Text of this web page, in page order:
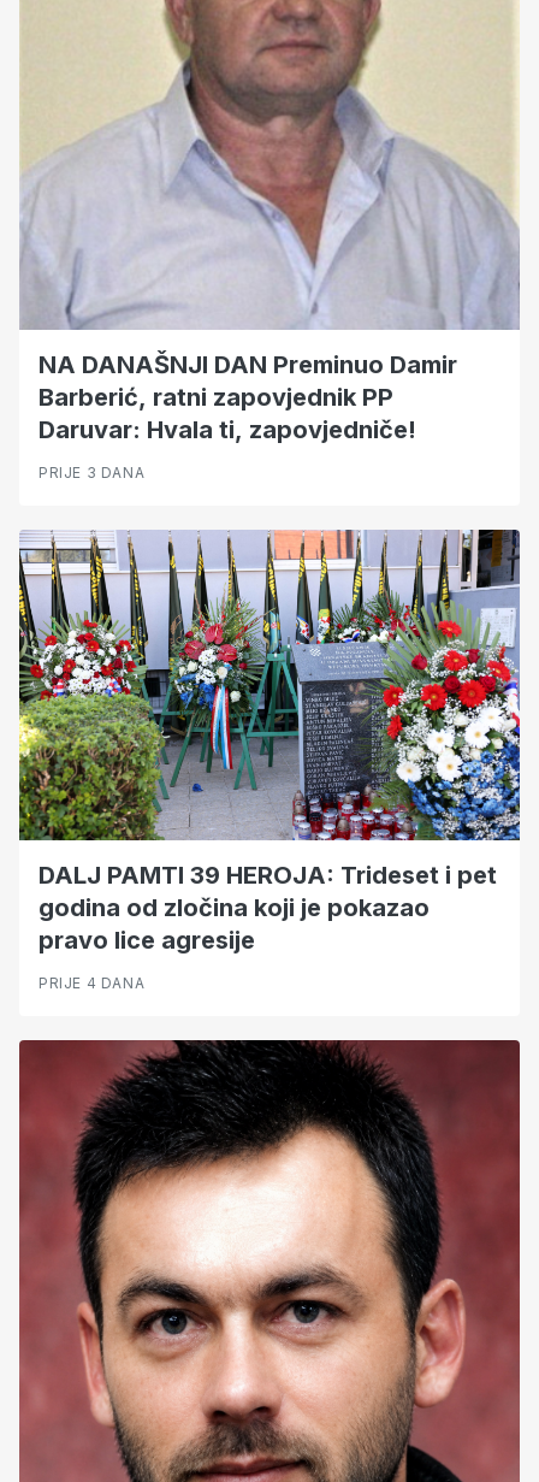
NA DANAŠNJI DAN Preminuo Damir
Barberić, ratni zapovjednik PP
Daruvar: Hvala ti, zapovjedniče!
PRIJE 3 DANA
DALJ PAMTI 39 HEROJA: Trideset i pet
godina od zločina koji je pokazao
pravo lice agresije
PRIJE 4 DANA